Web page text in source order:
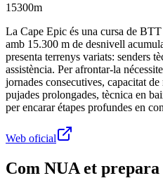
15300m
La Cape Epic és una cursa de
amb 15.300 m de desnivell
presenta terrenys variats: senders
assistència. Per afrontar-la
jornades consecutives, capacitat
pujades prolongades, tècnica en
per encarar étapes profundes en
Web oficial
Com NUA et